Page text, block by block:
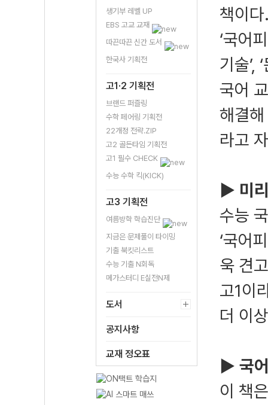
생기부 레벨 UP
EBS 고교 교재
따끈따끈 신간 도서
한국사 기획전
고1·2 기획전
브랜드 퍼즐링
수학 페어링 기획전
22개정 전략.ZIP
고2 골든타임 기획전
고1 필수 CHECK
수능 수학 킥(KICK)
고3 기획전
여름방학 학습진단
지금은 문제풀이 타이밍
기출 북킷리스트
수능 기출 N회독
메가스터디 E실전N제
도서
공지사항
교재 정오표
책이
‘국어
기술’,
국어
해결해
라고
▶ 미
수능
‘국어
욱 견
고1이
더 이
▶ 국
이 책